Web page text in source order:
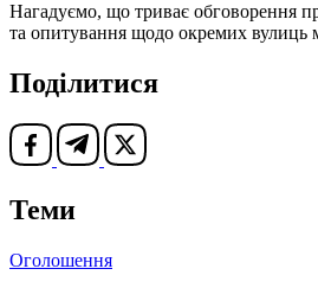
Нагадуємо, що триває обговорення
та опитування щодо окремих вулиць
Поділитися
Теми
Оголошення